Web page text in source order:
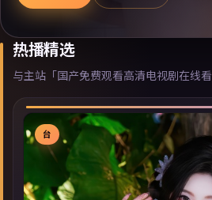
热播精选
与主站「国产免费观看高清电视剧在线
台